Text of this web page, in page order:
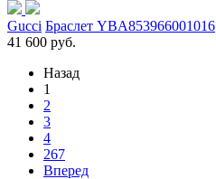
Gucci Браслет YBA853966001016
41 600 руб.
Назад
1
2
3
4
267
Вперед